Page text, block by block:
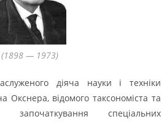
(1898 — 1973)
діяча науки і техніки
відомого таксономіста та
започаткування спеціальних